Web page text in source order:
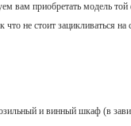
вам приобретать модель
что не стоит
и винный шкаф (в